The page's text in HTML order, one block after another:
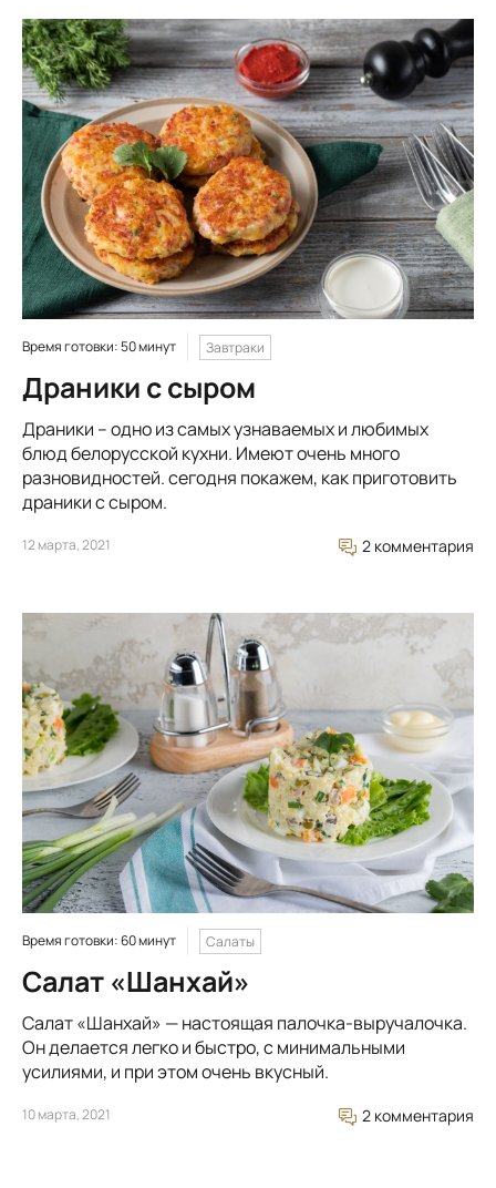
Время готовки: 50 минут Завтраки
Драники с сыром
Драники – одно из самых узнаваемых и любимых
блюд белорусской кухни. Имеют очень много
разновидностей. сегодня покажем, как приготовить
драники с сыром.
12 марта, 2021 2 комментария
Время готовки: 60 минут Салаты
Салат «Шанхай»
Салат «Шанхай» — настоящая палочка-выручалочка.
Он делается легко и быстро, с минимальными
усилиями, и при этом очень вкусный.
10 марта, 2021 2 комментария